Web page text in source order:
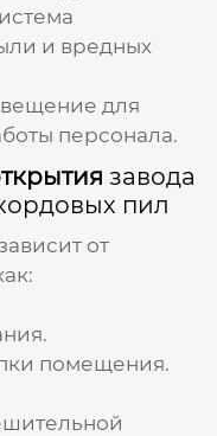
и вредных
для
персонала.
завода
пил
от
помещения.